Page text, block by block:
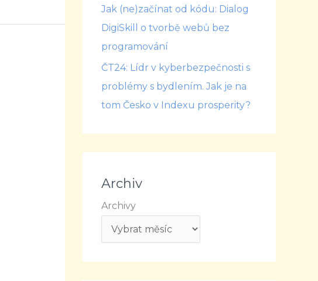
Jak (ne)začínat od kódu: Dialog
DigiSkill o tvorbě webů bez
programování
ČT24: Lídr v kyberbezpečnosti s
problémy s bydlením. Jak je na
tom Česko v Indexu prosperity?
Archiv
Archivy